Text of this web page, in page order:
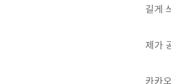
길게
제가
카카